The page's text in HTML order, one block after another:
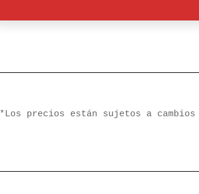
*Los precios están sujetos a